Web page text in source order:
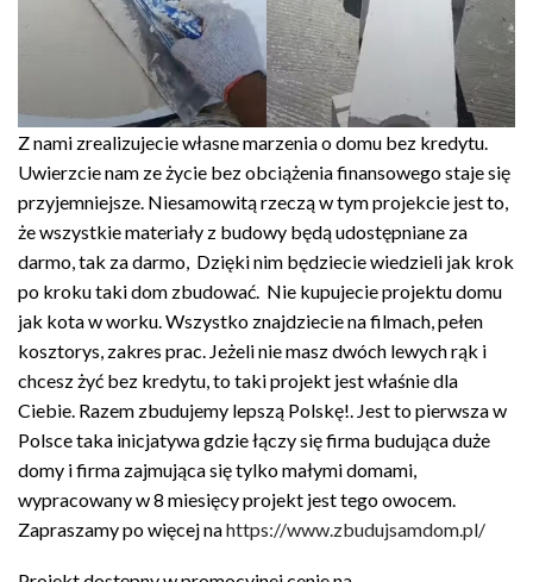
Z nami zrealizujecie własne marzenia o domu bez kredytu.
Uwierzcie nam ze życie bez obciążenia finansowego staje się
przyjemniejsze. Niesamowitą rzeczą w tym projekcie jest to,
że wszystkie materiały z budowy będą udostępniane za
darmo, tak za darmo, Dzięki nim będziecie wiedzieli jak krok
po kroku taki dom zbudować. Nie kupujecie projektu domu
jak kota w worku. Wszystko znajdziecie na filmach, pełen
kosztorys, zakres prac. Jeżeli nie masz dwóch lewych rąk i
chcesz żyć bez kredytu, to taki projekt jest właśnie dla
Ciebie. Razem zbudujemy lepszą Polskę!. Jest to pierwsza w
Polsce taka inicjatywa gdzie łączy się firma budująca duże
domy i firma zajmująca się tylko małymi domami,
wypracowany w 8 miesięcy projekt jest tego owocem.
Zapraszamy po więcej nahttps://www.zbudujsamdom.pl/